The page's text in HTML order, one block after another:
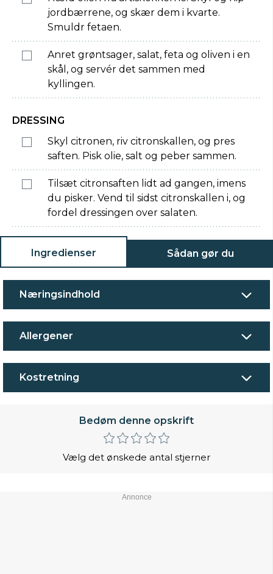
jordbærrene, og skær dem i kvarte.
Smuldr fetaen.
Anret grøntsager, salat, feta og oliven i en
skål, og servér det sammen med
kyllingen.
DRESSING
Skyl citronen, riv citronskallen, og pres
saften. Pisk olie, salt og peber sammen.
Tilsæt citronsaften lidt ad gangen, imens
du pisker. Vend til sidst citronskallen i, og
fordel dressingen over salaten.
Ingredienser Sådan gør du
Næringsindhold
Allergener
Kostretning
Bedøm denne opskrift
Vælg det ønskede antal stjerner